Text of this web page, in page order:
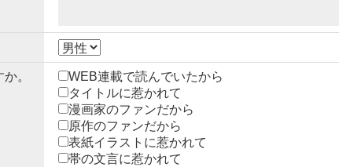
。
WEB連載で読んでいたから
タイトルに惹かれて
漫画家のファンだから
原作のファンだから
表紙イラストに惹かれて
帯の文言に惹かれて